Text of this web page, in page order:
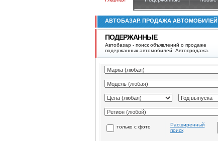
АВТОБАЗАР. ПРОДАЖА АВТОМОБИЛЕЙ
ПОДЕРЖАННЫЕ
Автобазар - поиск объявлений о продаже
подержанных автомобилей. Автопродажа.
только с фото
Расширенный
поиск